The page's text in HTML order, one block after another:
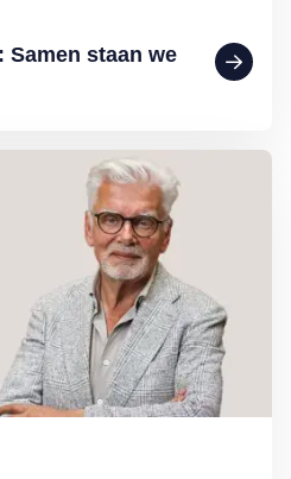
Samen staan we
Vakantie